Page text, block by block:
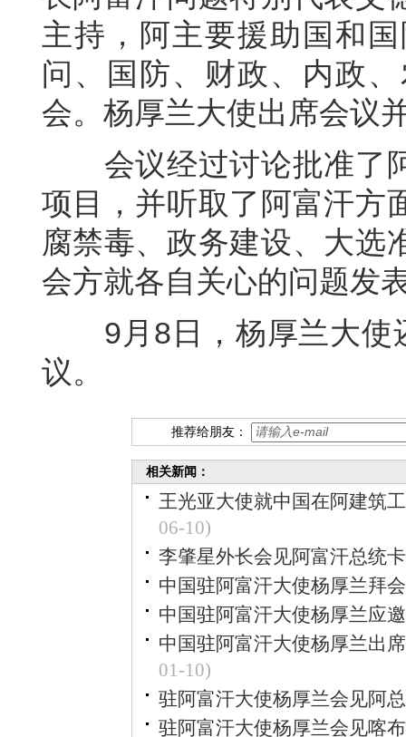
主持，阿主要援助国和
问、国防、财政、内政
会。杨厚兰大使出席会议
会议经过讨论批准了阿
项目，并听取了阿富汗方
腐禁毒、政务建设、大选
会方就各自关心的问题发
9月8日，杨厚兰大使
议。
推荐给朋友：
相关新闻：
王光亚大使就中国在阿建筑
06-10)
李肇星外长会见阿富汗总统
中国驻阿富汗大使杨厚兰拜
中国驻阿富汗大使杨厚兰应
中国驻阿富汗大使杨厚兰出
01-10)
驻阿富汗大使杨厚兰会见阿
驻阿富汗大使杨厚兰会见喀